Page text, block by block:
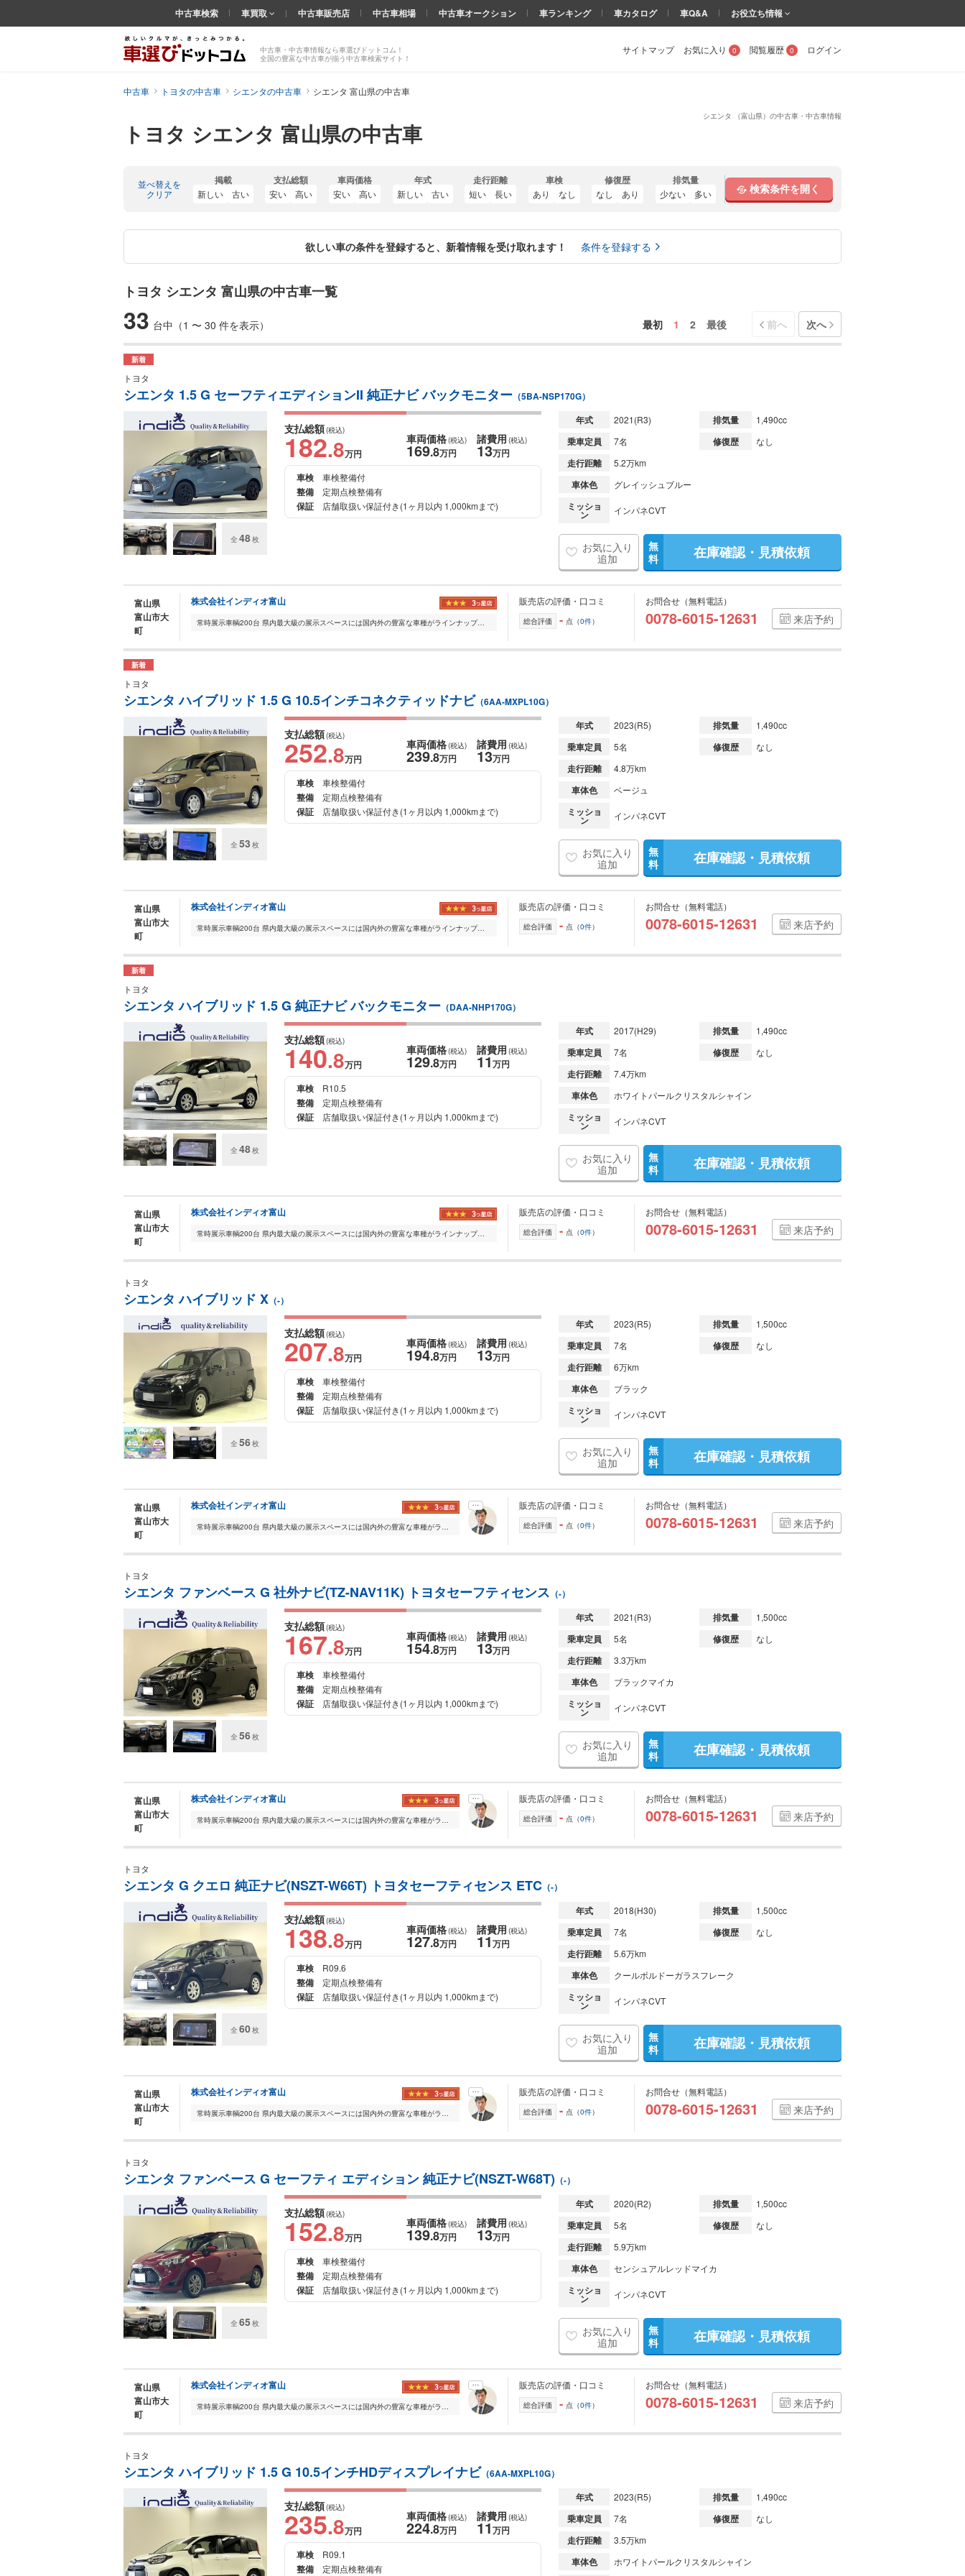
シエンタ （富山県）の中古車・中古車情報
トヨタ シエンタ 富山県の中古車
中古車・中古車情報なら車選びドットコム！
全国の豊富な中古車が揃う中古車検索サイト！
サイトマップ お気に入り 0 閲覧履歴 0 ログイン
中古車検索 車買取 中古車販売店 中古車相場 中古車オークション 車ランキング 車カタログ 車Q&A お役立ち情報
中古車 トヨタの中古車 シエンタの中古車 シエンタ 富山県の中古車
並べ替えを
クリア
掲載
新しい 古い
支払総額
安い 高い
車両価格
安い 高い
年式
新しい 古い
走行距離
短い 長い
車検
あり なし
修復歴
なし あり
排気量
少ない 多い 検索条件を開く
欲しい車の条件を登録すると、新着情報を受け取れます！ 条件を登録する
トヨタ シエンタ 富山県の中古車一覧
33 台中（1 〜 30 件を表示） 最初 1 2 最後 前へ 次へ
新着
トヨタ
シエンタ 1.5 G セーフティエディションII 純正ナビ バックモニター （5BA-NSP170G）
全 48枚
支払総額(税込)
182.8万円
車両価格(税込)
169.8万円
諸費用 (税込)
13万円
車検
車検整備付
整備 定期点検整備有
保証 店舗取扱い保証付き(1ヶ月以内 1,000kmまで)
年式 2021(R3) 排気量 1,490cc
乗車定員 7名 修復歴 なし
走行距離 5.2万km
車体色 グレイッシュブルー
ミッショ
ン インパネCVT
お気に入り
追加
無
料
在庫確認・見積依頼
富山県
富山市大
町
株式会社インディオ富山
常時展示車輌200台 県内最大級の展示スペースには国内外の豊富な車種がラインナップ。軽四から輸入車まで幅広くご検討いただけます。 ご購入後は「2年間走行距離無制限...
販売店の評価・口コミ
総合評価 - 点（0件）
お問合せ（無料電話）
0078-6015-12631 来店予約
新着
トヨタ
シエンタ ハイブリッド 1.5 G 10.5インチコネクティッドナビ （6AA-MXPL10G）
全 53 枚
支払総額(税込)
252.8万円
車両価格(税込)
239.8万円
諸費用 (税込)
13万円
車検
車検整備付
整備 定期点検整備有
保証 店舗取扱い保証付き(1ヶ月以内 1,000kmまで)
年式 2023(R5) 排気量 1,490cc
乗車定員 5名 修復歴 なし
走行距離 4.8万km
車体色 ベージュ
ミッショ
ン インパネCVT
お気に入り
追加
無
料
在庫確認・見積依頼
富山県
富山市大
町
株式会社インディオ富山
常時展示車輌200台 県内最大級の展示スペースには国内外の豊富な車種がラインナップ。軽四から輸入車まで幅広くご検討いただけます。 ご購入後は「2年間走行距離無制限...
販売店の評価・口コミ
総合評価 - 点（0件）
お問合せ（無料電話）
0078-6015-12631 来店予約
新着
トヨタ
シエンタ ハイブリッド 1.5 G 純正ナビ バックモニター （DAA-NHP170G）
全 48枚
支払総額(税込)
140.8万円
車両価格(税込)
129.8万円
諸費用 (税込)
11万円
車検
R10.5
整備 定期点検整備有
保証 店舗取扱い保証付き(1ヶ月以内 1,000kmまで)
年式 2017(H29) 排気量 1,490cc
乗車定員 7名 修復歴 なし
走行距離 7.4万km
車体色 ホワイトパールクリスタルシャイン
ミッショ
ン インパネCVT
お気に入り
追加
無
料
在庫確認・見積依頼
富山県
富山市大
町
株式会社インディオ富山
常時展示車輌200台 県内最大級の展示スペースには国内外の豊富な車種がラインナップ。軽四から輸入車まで幅広くご検討いただけます。 ご購入後は「2年間走行距離無制限...
販売店の評価・口コミ
総合評価 - 点（0件）
お問合せ（無料電話）
0078-6015-12631 来店予約
トヨタ
シエンタ ハイブリッド X （-）
全 56枚
支払総額(税込)
207.8万円
車両価格(税込)
194.8万円
諸費用 (税込)
13万円
車検
車検整備付
整備 定期点検整備有
保証 店舗取扱い保証付き(1ヶ月以内 1,000kmまで)
年式 2023(R5) 排気量 1,500cc
乗車定員 7名 修復歴 なし
走行距離 6万km
車体色 ブラック
ミッショ
ン インパネCVT
お気に入り
追加
無
料
在庫確認・見積依頼
富山県
富山市大
町
株式会社インディオ富山
常時展示車輌200台 県内最大級の展示スペースには国内外の豊富な車種がラインナップ。軽四から輸入車まで幅広くご検討いただけます。 ご購入後は「2年間走行距離無制限...
販売店の評価・口コミ
総合評価 - 点（0件）
お問合せ（無料電話）
0078-6015-12631 来店予約
トヨタ
シエンタ ファンベース G 社外ナビ(TZ-NAV11K) トヨタセーフティセンス （-）
全 56枚
支払総額(税込)
167.8万円
車両価格(税込)
154.8万円
諸費用 (税込)
13万円
車検
車検整備付
整備 定期点検整備有
保証 店舗取扱い保証付き(1ヶ月以内 1,000kmまで)
年式 2021(R3) 排気量 1,500cc
乗車定員 5名 修復歴 なし
走行距離 3.3万km
車体色 ブラックマイカ
ミッショ
ン インパネCVT
お気に入り
追加
無
料
在庫確認・見積依頼
富山県
富山市大
町
株式会社インディオ富山
常時展示車輌200台 県内最大級の展示スペースには国内外の豊富な車種がラインナップ。軽四から輸入車まで幅広くご検討いただけます。 ご購入後は「2年間走行距離無制限...
販売店の評価・口コミ
総合評価 - 点（0件）
お問合せ（無料電話）
0078-6015-12631 来店予約
トヨタ
シエンタ G クエロ 純正ナビ(NSZT-W66T) トヨタセーフティセンス ETC （-）
全 60枚
支払総額(税込)
138.8万円
車両価格(税込)
127.8万円
諸費用 (税込)
11万円
車検
R09.6
整備 定期点検整備有
保証 店舗取扱い保証付き(1ヶ月以内 1,000kmまで)
年式 2018(H30) 排気量 1,500cc
乗車定員 7名 修復歴 なし
走行距離 5.6万km
車体色 クールボルドーガラスフレーク
ミッショ
ン インパネCVT
お気に入り
追加
無
料
在庫確認・見積依頼
富山県
富山市大
町
株式会社インディオ富山
常時展示車輌200台 県内最大級の展示スペースには国内外の豊富な車種がラインナップ。軽四から輸入車まで幅広くご検討いただけます。 ご購入後は「2年間走行距離無制限...
販売店の評価・口コミ
総合評価 - 点（0件）
お問合せ（無料電話）
0078-6015-12631 来店予約
トヨタ
シエンタ ファンベース G セーフティ エディション 純正ナビ(NSZT-W68T) （-）
全 65枚
支払総額(税込)
152.8万円
車両価格(税込)
139.8万円
諸費用 (税込)
13万円
車検
車検整備付
整備 定期点検整備有
保証 店舗取扱い保証付き(1ヶ月以内 1,000kmまで)
年式 2020(R2) 排気量 1,500cc
乗車定員 5名 修復歴 なし
走行距離 5.9万km
車体色 センシュアルレッドマイカ
ミッショ
ン インパネCVT
お気に入り
追加
無
料
在庫確認・見積依頼
富山県
富山市大
町
株式会社インディオ富山
常時展示車輌200台 県内最大級の展示スペースには国内外の豊富な車種がラインナップ。軽四から輸入車まで幅広くご検討いただけます。 ご購入後は「2年間走行距離無制限...
販売店の評価・口コミ
総合評価 - 点（0件）
お問合せ（無料電話）
0078-6015-12631 来店予約
トヨタ
シエンタ ハイブリッド 1.5 G 10.5インチHDディスプレイナビ （6AA-MXPL10G）
支払総額(税込)
235.8万円
車両価格(税込)
224.8万円
諸費用 (税込)
11万円
車検
R09.1
整備 定期点検整備有
年式 2023(R5) 排気量 1,490cc
乗車定員 7名 修復歴 なし
走行距離 3.5万km
車体色 ホワイトパールクリスタルシャイン